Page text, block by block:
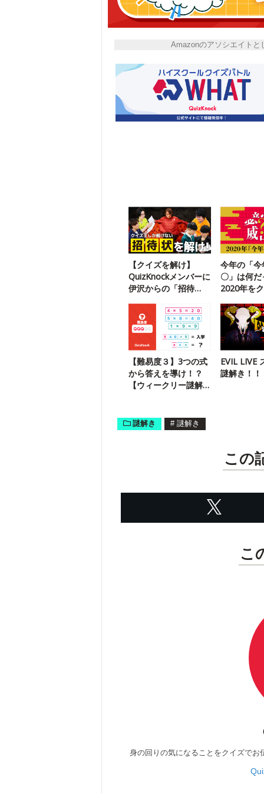
Amazonのアソシエイトと
【クイズを解け】
QuizKnockメンバーに
伊沢からの「招待
今年の「今
〇」は何
2020年を
【難易度３】3つの式
から答えを導け！？
【ウィークリー謎解
EVIL LIVE
謎解き！！
謎解き # 謎解き
この
こ
身の回りの気になることをクイズでお